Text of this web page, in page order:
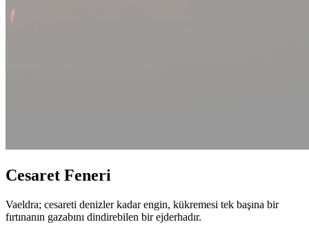
Cesaret Feneri
Vaeldra; cesareti denizler kadar engin, kükremesi tek başına bir
fırtınanın gazabını dindirebilen bir ejderhadır.